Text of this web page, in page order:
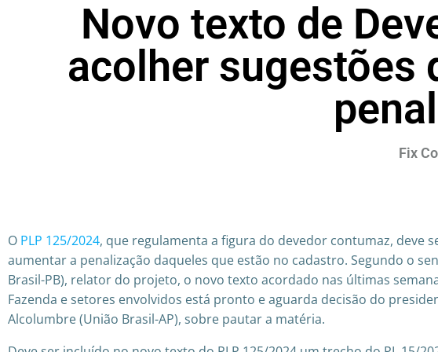
Novo texto de
acolher sugestões
Fix
O PLP 125/2024, que regulamenta a figura do devedor contumaz, deve
aumentar a penalização daqueles que estão no cadastro. Segundo o
Brasil-PB), relator do projeto, o novo texto acordado nas últimas
Fazenda e setores envolvidos está pronto e aguarda decisão do
Alcolumbre (União Brasil-AP), sobre pautar a matéria.